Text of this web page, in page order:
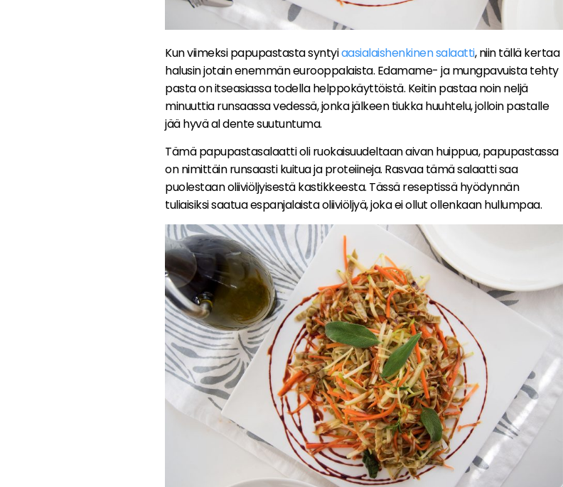
Kun viimeksi papupastasta syntyiaasialaishenkinen salaatti, niin tällä kertaa
halusin jotain enemmän eurooppalaista. Edamame- ja mungpavuista tehty
pasta on itseasiassa todella helppokäyttöistä. Keitin pastaa noin neljä
minuuttia runsaassa vedessä, jonka jälkeen tiukka huuhtelu, jolloin pastalle
jää hyvä al dente suutuntuma.
Tämä papupastasalaatti oli ruokaisuudeltaan aivan huippua, papupastassa
on nimittäin runsaasti kuitua ja proteiineja. Rasvaa tämä salaatti saa
puolestaan oliiviöljyisestä kastikkeesta. Tässä reseptissä hyödynnän
tuliaisiksi saatua espanjalaista oliiviöljyä, joka ei ollut ollenkaan hullumpaa.